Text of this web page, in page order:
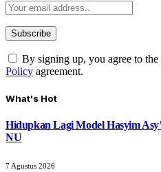
By signing up, you agree to
Policy agreement.
What's Hot
Hidupkan Lagi Model Hasyim
NU
7 Agustus 2026